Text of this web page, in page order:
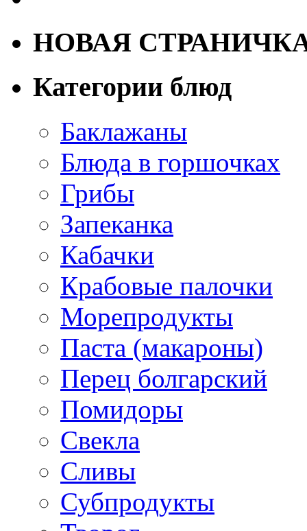
НОВАЯ
Категории блюд
Баклажаны
Блюда в горшочках
Грибы
Запеканка
Кабачки
Крабовые палочки
Морепродукты
Паста (макароны)
Перец болгарский
Помидоры
Свекла
Сливы
Субпродукты